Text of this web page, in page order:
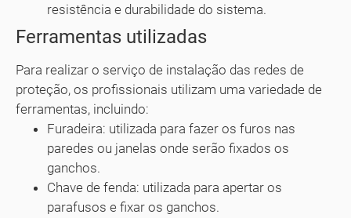
resistência e durabilidade do sistema.
Ferramentas utilizadas
Para realizar o serviço de instalação das redes de
proteção, os profissionais utilizam uma variedade de
ferramentas, incluindo:
Furadeira: utilizada para fazer os furos nas
paredes ou janelas onde serão fixados os
ganchos.
Chave de fenda: utilizada para apertar os
parafusos e fixar os ganchos.